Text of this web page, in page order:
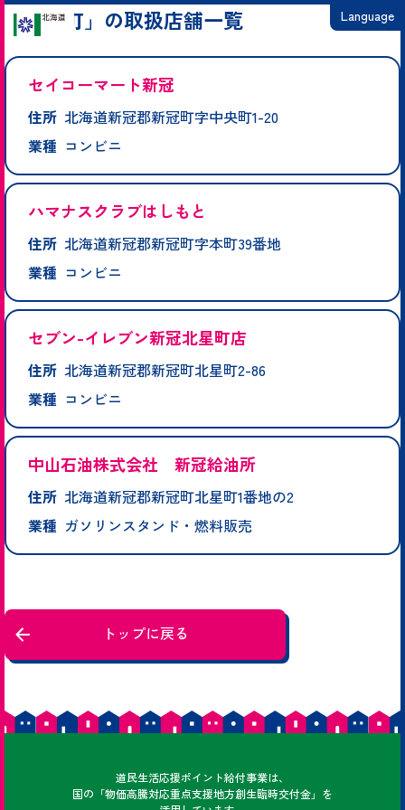
Language
한국어
「新冠町」の取扱店舗一覧
セイコーマート新冠
住所 北海道新冠郡新冠町字中央町1-20
業種 コンビニ
ハマナスクラブはしもと
住所 北海道新冠郡新冠町字本町39番地
業種 コンビニ
セブン-イレブン新冠北星町店
住所 北海道新冠郡新冠町北星町2-86
業種 コンビニ
中山石油株式会社 新冠給油所
住所 北海道新冠郡新冠町北星町1番地の2
業種 ガソリンスタンド・燃料販売
トップに戻る
道民どうみん
生活応援ポイント給付事業は、
国の「物価高騰対応重点支援地方創生臨時交付金」を